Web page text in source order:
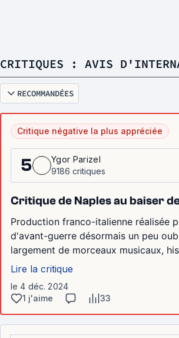
CRITIQUES : AVIS
RECOMMANDÉES
Critique négative la plus appréciée
5
Ygor Parizel
9186 critiques
Critique de Naples au baiser
Production franco-italienne réalisée
d'avant-guerre désormais un peu
largement de morceaux musicaux,
Lire la critique
le 4 déc. 2024
1 j'aime
33